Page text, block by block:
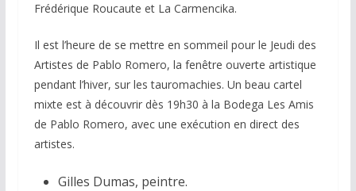
Frédérique Roucaute et La Carmencika.
Il est l’heure de se mettre en sommeil pour le Jeudi des
Artistes de Pablo Romero, la fenêtre ouverte artistique
pendant l’hiver, sur les tauromachies. Un beau cartel
mixte est à découvrir dès 19h30 à la Bodega Les Amis
de Pablo Romero, avec une exécution en direct des
artistes.
Gilles Dumas, peintre.